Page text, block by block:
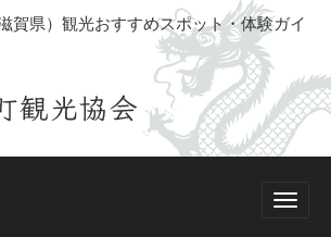
賀県）観光おすすめスポット・体験ガイ